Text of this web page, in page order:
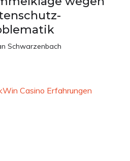
Schwarzenbach
Casino Erfahrungen